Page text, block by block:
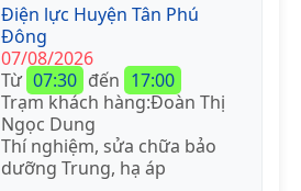
Điện lực Huyện Tân Phú
Đông
07/08/2026
Từ 07:30 đến 17:00
Trạm khách hàng:Đoàn Thị
Ngọc Dung
Thí nghiệm, sửa chữa bảo
dưỡng Trung, hạ áp